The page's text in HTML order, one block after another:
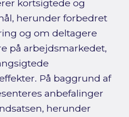
kortsigtede og
herunder forbedret
og om deltagere
på arbejdsmarkedet,
På baggrund af
anbefalinger
herunder